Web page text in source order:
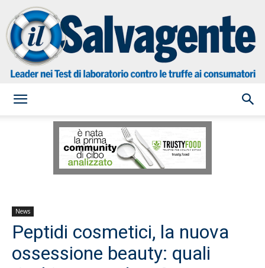
Salvagente
News
Peptidi cosmetici, la nuova
ossessione beauty: quali